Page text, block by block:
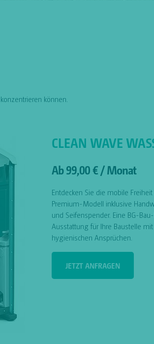
können.
CLEAN WAVE
Ab 99,00 € / Monat
Entdecken Sie die mobile
Premium-Modell inklusive
und Seifenspender. Eine BG-
Ausstattung für Ihre Baustelle mit
hygienischen Ansprüchen.
JETZT ANFRAGEN